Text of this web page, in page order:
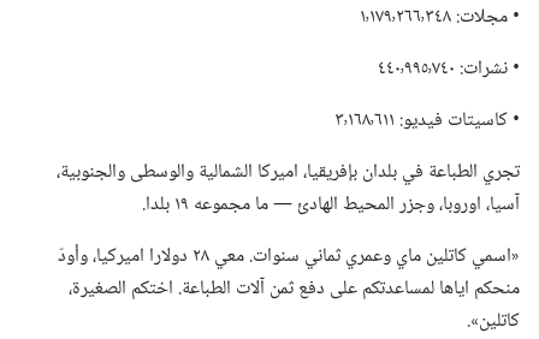
‏• مجلات:‏ ١٬١٧٩٬٢٦٦٬٣٤٨
‏• نشرات:‏ ٤٤٠٬٩٩٥٬٧٤٠
‏• كاسيتات فيديو:‏ ٣٬١٦٨٬٦١١
تجري الطباعة في بلدان بإفريقيا،‏ اميركا الشمالية والوسطى والجنوبية،‏
آسيا،‏ اوروبا،‏ وجزر المحيط الهادئ —‏ ما مجموعه ١٩ بلدا.‏
‏«اسمي كاتلين ماي وعمري ثماني سنوات.‏ معي ٢٨ دولارا اميركيا،‏ وأودّ
منحكم اياها لمساعدتكم على دفع ثمن آلات الطباعة.‏ اختكم الصغيرة،‏
كاتلين».‏